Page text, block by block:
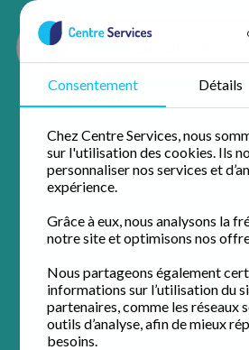
Consentement Détails
Chez Centre Services, nous
sur l'utilisation des cookies. Ils
personnaliser nos services et
expérience.
Grâce à eux, nous analysons la
notre site et optimisons nos
Nous partageons également
informations sur l’utilisation du
partenaires, comme les réseaux
outils d’analyse, afin de mieux
besoins.
Jardinage
Jardinage à